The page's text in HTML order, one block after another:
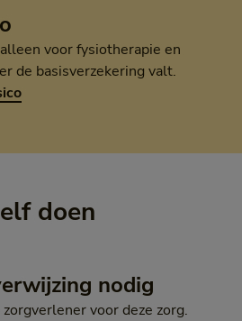
voor fysiotherapie en
de basisverzekering valt.
doen
nodig
voor deze zorg.